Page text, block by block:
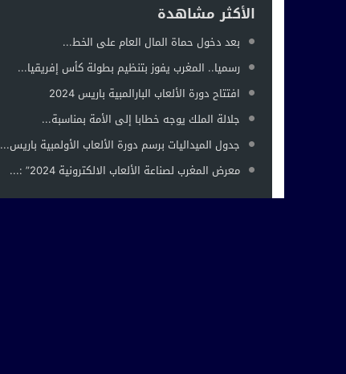
الأكثر مشاهدة
بعد دخول حماة المال العام على الخط...
رسميا.. المغرب يفوز بتنظيم بطولة كأس إفريقيا...
افتتاح دورة الألعاب البارالمبية باريس 2024
جلالة الملك يوجه خطابا إلى الأمة بمناسبة...
جدول الميداليات برسم دورة الألعاب الأولمبية باريس...
معرض المغرب لصناعة الألعاب الالكترونية 2024” :...